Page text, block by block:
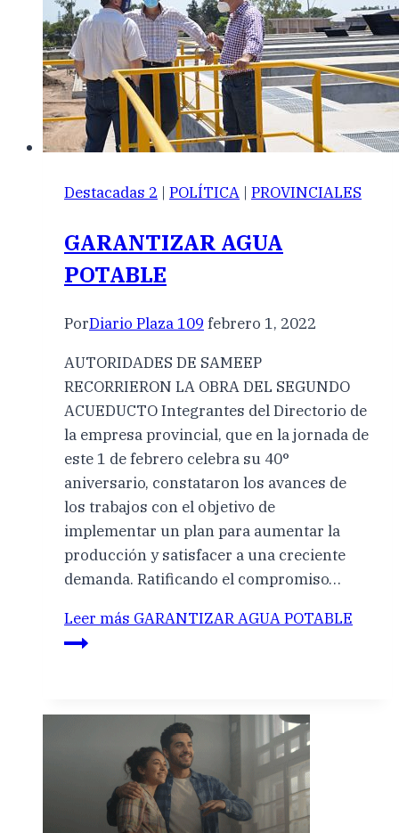
Destacadas 2 | POLÍTICA | PROVINCIALES
GARANTIZAR AGUA
POTABLE
PorDiario Plaza 109 febrero 1, 2022
AUTORIDADES DE SAMEEP
RECORRIERON LA OBRA DEL SEGUNDO
ACUEDUCTO Integrantes del Directorio de
la empresa provincial, que en la jornada de
este 1 de febrero celebra su 40°
aniversario, constataron los avances de
los trabajos con el objetivo de
implementar un plan para aumentar la
producción y satisfacer a una creciente
demanda. Ratificando el compromiso…
Leer más GARANTIZAR AGUA POTABLE